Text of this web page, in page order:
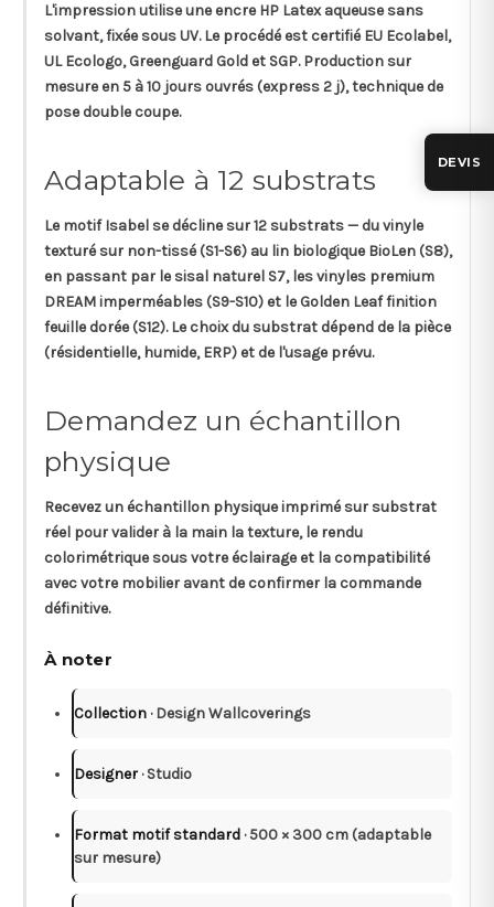
L'impression utilise uneencre HP Latex aqueusesans
solvant, fixée sous UV. Le procédé est certifiéEU Ecolabel,
UL Ecologo, Greenguard Gold et SGP. Production sur
mesure en 5 à 10 jours ouvrés (express 2 j), technique de
posedouble coupe.
Adaptable à 12 substrats
Le motif Isabel se décline sur12 substrats— du vinyle
texturé sur non-tissé (S1-S6) au lin biologique BioLen (S8),
en passant par le sisal naturel S7, les vinyles premium
DREAM imperméables (S9-S10) et le Golden Leaf finition
feuille dorée (S12). Le choix du substrat dépend de la pièce
(résidentielle, humide, ERP) et de l'usage prévu.
Demandez un échantillon
physique
Recevez un échantillon physiqueimprimé sur substrat
réel pour valider à la main la texture, le rendu
colorimétrique sous votre éclairage et la compatibilité
avec votre mobilier avant de confirmer la commande
définitive.
À noter
Collection · Design Wallcoverings
Designer · Studio
Format motif standard · 500 × 300 cm (adaptable
sur mesure)
DEVIS